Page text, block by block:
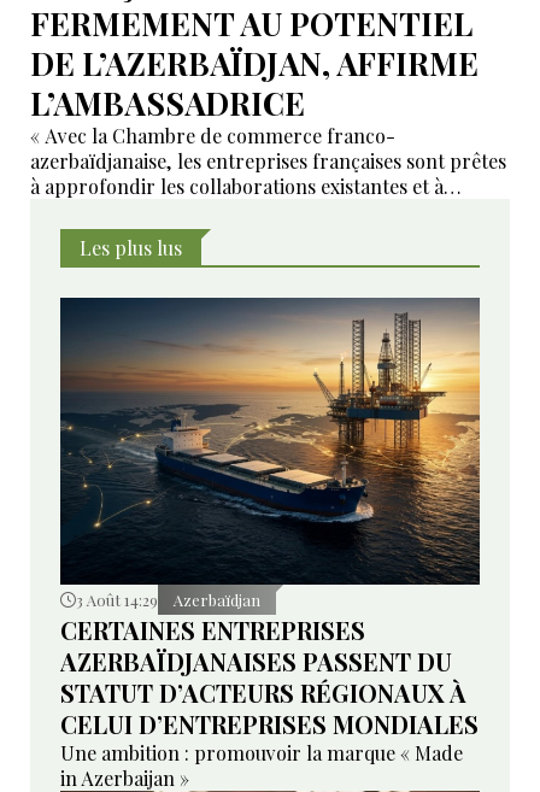
FERMEMENT AU POTENTIEL
DE L’AZERBAÏDJAN, AFFIRME
L’AMBASSADRICE
« Avec la Chambre de commerce franco-
azerbaïdjanaise, les entreprises françaises sont prêtes
à approfondir les collaborations existantes et à
Les plus lus
3 Août 14:29 Azerbaïdjan
CERTAINES ENTREPRISES
AZERBAÏDJANAISES PASSENT DU
STATUT D’ACTEURS RÉGIONAUX À
CELUI D’ENTREPRISES MONDIALES
Une ambition : promouvoir la marque « Made
in Azerbaijan »